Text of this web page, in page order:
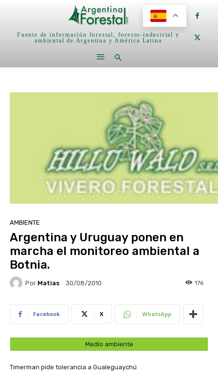
Fuente de información forestal, foresto-industrial y
ambiental de Argentina y América Latina
AMBIENTE
Argentina y Uruguay ponen en
marcha el monitoreo ambiental a
Botnia.
Por Matias 30/08/2010 176
Facebook X WhatsApp
Medio ambiente
Timerman pide tolerancia a Gualeguaychú